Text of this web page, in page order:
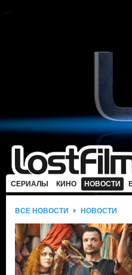
СЕРИАЛЫ КИНО НОВОСТИ
ВСЕ НОВОСТИ НОВОСТИ